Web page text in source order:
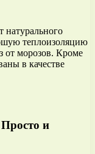
теплоизоляцию
от морозов. Кроме
в качестве
и